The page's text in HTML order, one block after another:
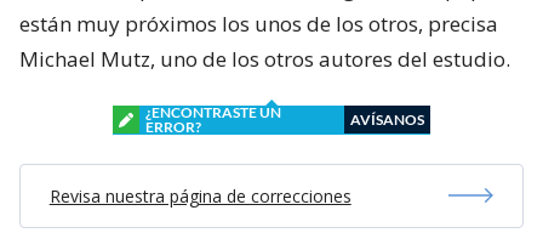
están muy próximos los unos de los otros, precisa
Michael Mutz, uno de los otros autores del estudio.
¿ENCONTRASTE UN
ERROR?
AVÍSANOS
Revisa nuestra página de correcciones